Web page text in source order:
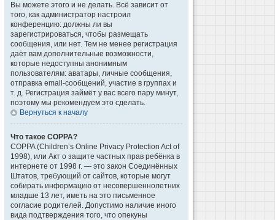
Вы можете этого и не делать. Всё зависит от
того, как администратор настроил
конференцию: должны ли вы
зарегистрироваться, чтобы размещать
сообщения, или нет. Тем не менее регистрация
даёт вам дополнительные возможности,
которые недоступны анонимным
пользователям: аватары, личные сообщения,
отправка email-сообщений, участие в группах и
т. д. Регистрация займёт у вас всего пару минут,
поэтому мы рекомендуем это сделать.
Вернуться к началу
Что такое COPPA?
COPPA (Children’s Online Privacy Protection Act of
1998), или Акт о защите частных прав ребёнка в
интернете от 1998 г. — это закон Соединённых
Штатов, требующий от сайтов, которые могут
собирать информацию от несовершеннолетних
младше 13 лет, иметь на это письменное
согласие родителей. Допустимо наличие иного
вида подтверждения того, что опекуны